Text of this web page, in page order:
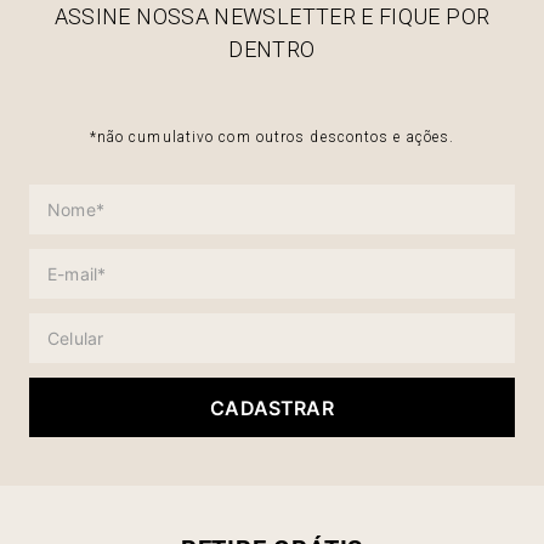
ASSINE NOSSA NEWSLETTER E FIQUE POR
DENTRO
*não cumulativo com outros descontos e ações.
CADASTRAR